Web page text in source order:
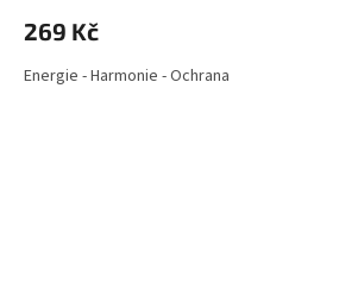
269 Kč
Energie - Harmonie - Ochrana